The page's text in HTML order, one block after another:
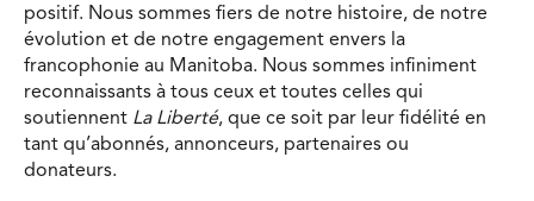
positif. Nous sommes fiers de notre histoire, de notre
évolution et de notre engagement envers la
francophonie au Manitoba. Nous sommes infiniment
reconnaissants à tous ceux et toutes celles qui
soutiennent La Liberté, que ce soit par leur fidélité en
tant qu’abonnés, annonceurs, partenaires ou
donateurs.